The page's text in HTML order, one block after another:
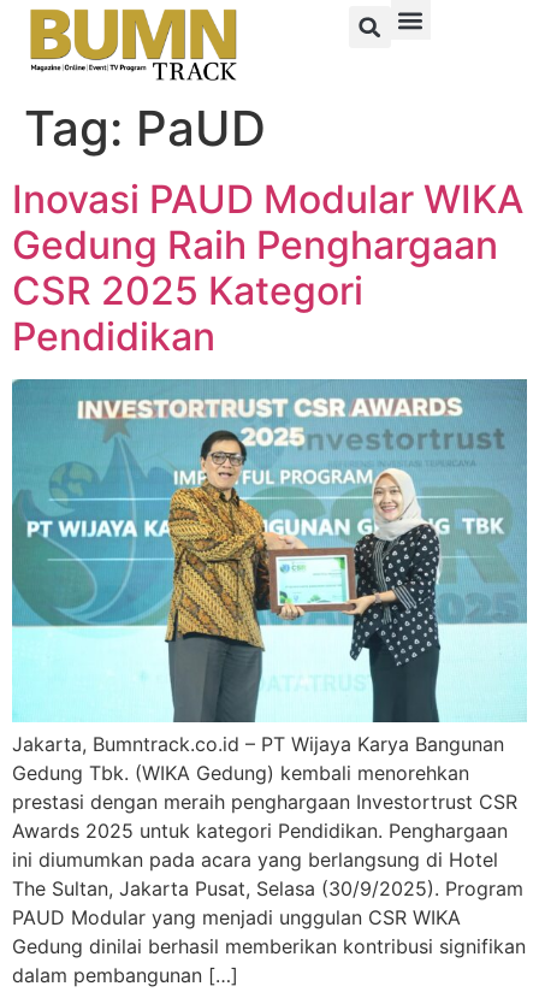
Tag: PaUD
Inovasi PAUD Modular WIKA
Gedung Raih Penghargaan
CSR 2025 Kategori
Pendidikan
Jakarta, Bumntrack.co.id – PT Wijaya Karya Bangunan
Gedung Tbk. (WIKA Gedung) kembali menorehkan
prestasi dengan meraih penghargaan Investortrust CSR
Awards 2025 untuk kategori Pendidikan. Penghargaan
ini diumumkan pada acara yang berlangsung di Hotel
The Sultan, Jakarta Pusat, Selasa (30/9/2025). Program
PAUD Modular yang menjadi unggulan CSR WIKA
Gedung dinilai berhasil memberikan kontribusi signifikan
dalam pembangunan […]